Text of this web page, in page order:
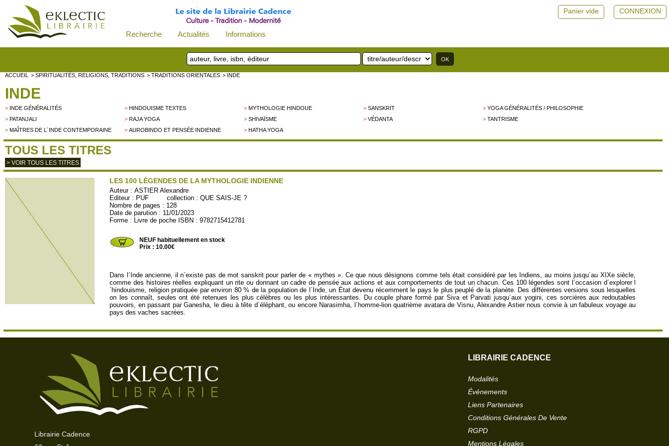
Recherche Actualités Informations
CONNEXION
Panier vide
ACCUEIL > SPIRITUALITÉS, RELIGIONS, TRADITIONS > TRADITIONS ORIENTALES > INDE
INDE
> INDE GÉNÉRALITÉS >HINDOUISME TEXTES >MYTHOLOGIE HINDOUE >SANSKRIT >YOGA GÉNÉRALITÉS / PHILOSOPHIE
> PATANJALI >RAJA YOGA >SHIVAÏSME >VÉDANTA >TANTRISME
> MAÎTRES DE L´INDE CONTEMPORAINE >AUROBINDO ET PENSÉE INDIENNE >HATHA YOGA
TOUS LES TITRES
> VOIR TOUS LES TITRES
LES 100 LÉGENDES DE LA MYTHOLOGIE INDIENNE
Auteur :ASTIER Alexandre
Editeur : PUF collection :QUE SAIS-JE ?
Nombre de pages : 128
Date de parution : 11/01/2023
Forme : Livre de poche ISBN : 9782715412781
NEUF habituellement en stock
Prix : 10.00€
Dans l´Inde ancienne, il n´existe pas de mot sanskrit pour parler de « mythes ». Ce que nous désignons comme tels était considéré par les Indiens, au moins jusqu´au XIXe siècle,
comme des histoires réelles expliquant un rite ou donnant un cadre de pensée aux actions et aux comportements de tout un chacun. Ces 100 légendes sont l´occasion d´explorer l
´hindouisme, religion pratiquée par environ 80 % de la population de l´Inde, un État devenu récemment le pays le plus peuplé de la planète. Des différentes versions sous lesquelles
on les connaît, seules ont été retenues les plus célèbres ou les plus intéressantes. Du couple phare formé par Siva et Parvati jusqu´aux yogini, ces sorcières aux redoutables
pouvoirs, en passant par Ganesha, le dieu à tête d´éléphant, ou encore Narasimha, l´homme-lion quatrième avatara de Visnu, Alexandre Astier nous convie à un fabuleux voyage au
pays des vaches sacrées.
Librairie Cadence
LIBRAIRIE CADENCE
Modalités
Événements
Liens Partenaires
Conditions Générales De Vente
RGPD
Mentions Légales